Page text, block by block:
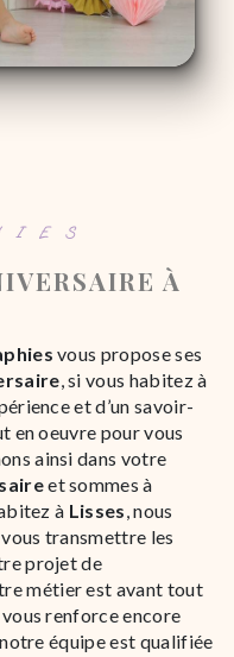
vous propose ses
, si vous habitez à
et d’un savoir-
en oeuvre pour vous
ainsi dans votre
et sommes à
à Lisses, nous
transmettre les
projet de
métier est avant tout
renforce encore
équipe est qualifiée